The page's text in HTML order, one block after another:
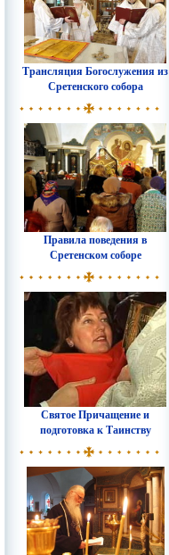
Трансляция Богослужения из
Сретенского собора
Правила поведения в
Сретенском соборе
Святое Причащение и
подготовка к Таинству